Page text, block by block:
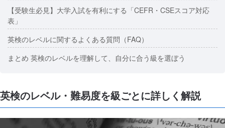
【受験生必見】大学入試を有利にする「CEFR・CSEスコア対応
表」
英検のレベルに関するよくある質問（FAQ）
まとめ 英検のレベルを理解して、自分に合う級を選ぼう
英検のレベル・難易度を級ごとに詳しく解説